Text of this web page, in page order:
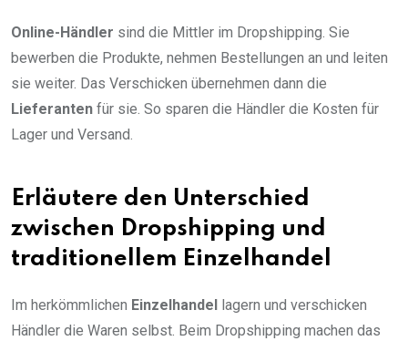
Online-Händler sind die Mittler im Dropshipping. Sie
bewerben die Produkte, nehmen Bestellungen an und leiten
sie weiter. Das Verschicken übernehmen dann die
Lieferanten für sie. So sparen die Händler die Kosten für
Lager und Versand.
Erläutere den Unterschied
zwischen Dropshipping und
traditionellem Einzelhandel
Im herkömmlichen Einzelhandel
lagern und verschicken
Händler die Waren selbst. Beim Dropshipping machen das